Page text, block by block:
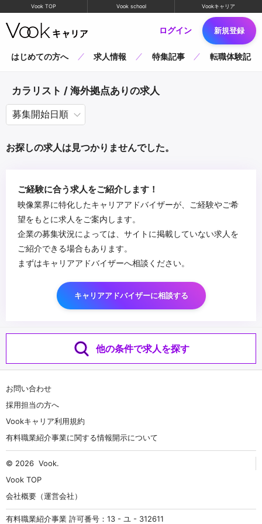
Vook TOP Vook school Vookキャリア
ログイン 新規登録
はじめての方へ 求人情報 特集記事 転職体験記
カラリスト / 海外拠点ありの求人
お探しの求人は見つかりませんでした。
ご経験に合う求人をご紹介します！
映像業界に特化したキャリアアドバイザーが、ご経験やご希
望をもとに求人をご案内します。
企業の募集状況によっては、サイトに掲載していない求人を
ご紹介できる場合もあります。
まずはキャリアアドバイザーへ相談ください。
キャリアアドバイザーに相談する
他の条件で求人を探す
お問い合わせ
採用担当の方へ
Vookキャリア利用規約
有料職業紹介事業に関する情報開示について
© 2026 Vook.
Vook TOP
会社概要（運営会社）
有料職業紹介事業 許可番号：13 - ユ - 312611